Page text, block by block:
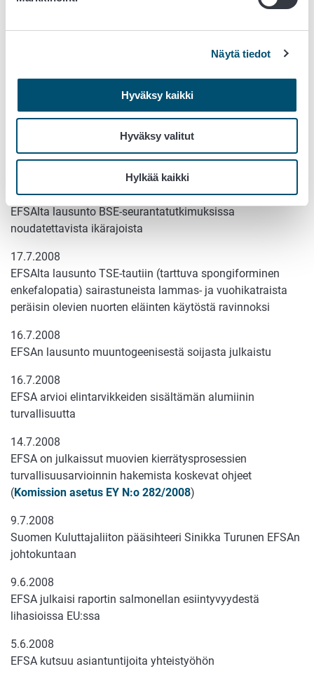
Näytä tiedot
Hyväksy kaikki
Hyväksy valitut
Hylkää kaikki
EFSA julkaissut lausunnon eläinten kloonauksesta
EFSA on selvittänyt kasvatusmenetelmien vaikutusta lohen
17.7.2008
EFSAlta lausunto BSE-seurantatutkimuksissa
noudatettavista ikärajoista
17.7.2008
EFSAlta lausunto TSE-tautiin (tarttuva spongiforminen
enkefalopatia) sairastuneista lammas- ja vuohikatraista
peräisin olevien nuorten eläinten käytöstä ravinnoksi
16.7.2008
EFSAn lausunto muuntogeenisestä soijasta julkaistu
16.7.2008
EFSA arvioi elintarvikkeiden sisältämän alumiinin
turvallisuutta
14.7.2008
EFSA on julkaissut muovien kierrätysprosessien
turvallisuusarvioinnin hakemista koskevat ohjeet
(Komission asetus EY N:o 282/2008)
9.7.2008
Suomen Kuluttajaliiton pääsihteeri Sinikka Turunen EFSAn
johtokuntaan
9.6.2008
EFSA julkaisi raportin salmonellan esiintyvyydestä
lihasioissa EU:ssa
5.6.2008
EFSA kutsuu asiantuntijoita yhteistyöhön